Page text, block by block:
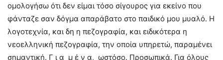
ομολογήσω ότι δεν είμαι τόσο σίγουρος για εκείνο που
φάνταζε σαν δόγμα απαράβατο στο παιδικό μου μυαλό. Η
λογοτεχνία, και δη η πεζογραφία, και ειδικότερα η
νεοελληνική πεζογραφία, την οποία υπηρετώ, παραμένει
σημαντική. Γ ι α μ έ ν α, ωστόσο. Προσωπικά. Για όλους